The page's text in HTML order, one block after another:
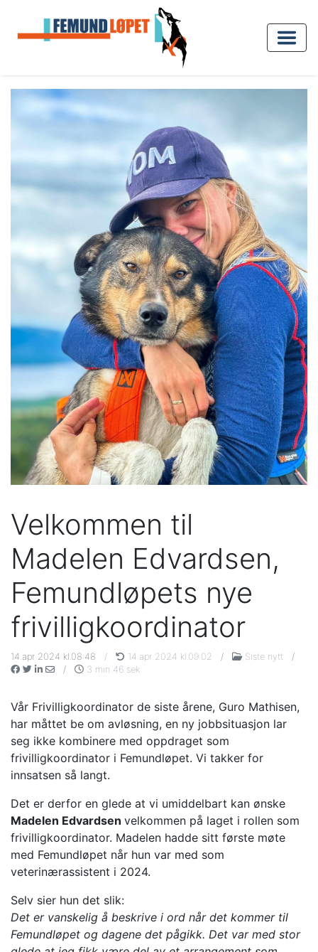
Velkommen til
Madelen Edvardsen,
Femundløpets nye
frivilligkoordinator
14.apr 2024 kl.08:48 / 14.apr 2024 kl.09:02 / Siste nytt
/
/
3 min 46 sek
Vår Frivilligkoordinator de siste årene, Guro Mathisen,
har måttet be om avløsning, en ny jobbsituasjon lar
seg ikke kombinere med oppdraget som
frivilligkoordinator i Femundløpet. Vi takker for
innsatsen så langt.
Det er derfor en glede at vi umiddelbart kan ønske
Madelen Edvardsen velkommen på laget i rollen som
frivilligkoordinator. Madelen hadde sitt første møte
med Femundløpet når hun var med som
veterinærassistent i 2024.
Selv sier hun det slik:
Det er vanskelig å beskrive i ord når det kommer til
Femundløpet og dagene det pågikk. Det var med stor